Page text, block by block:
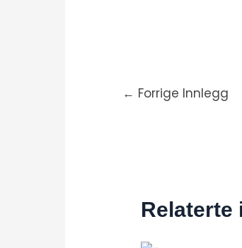
← Forrige Innlegg
Relaterte